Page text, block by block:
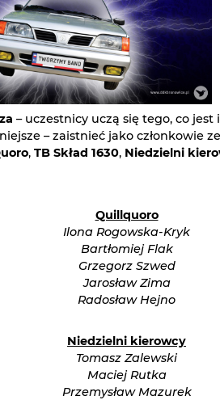
– uczestnicy uczą się tego, co
– zaistnieć jako członkowie
, TB Skład 1630, Niedzielni
Quillquoro
Ilona Rogowska-Kryk
Bartłomiej Flak
Grzegorz Szwed
Jarosław Zima
Radosław Hejno
Niedzielni kierowcy
Tomasz Zalewski
Maciej Rutka
Przemysław Mazurek